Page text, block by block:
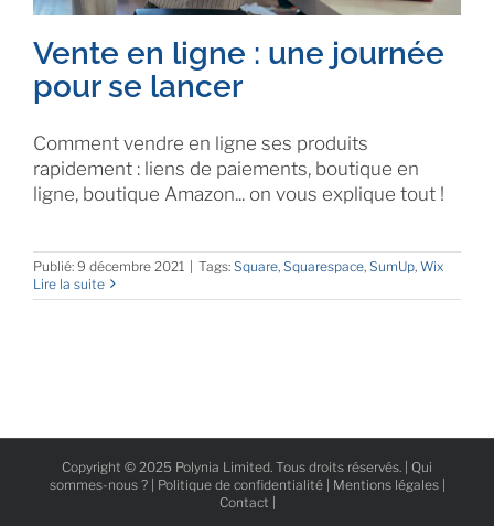
Vente en ligne : une journée
pour se lancer
Comment vendre en ligne ses produits
rapidement : liens de paiements, boutique en
ligne, boutique Amazon... on vous explique tout !
Publié: 9 décembre 2021 Tags: Square, Squarespace, SumUp, Wix
Lire la suite
Copyright © 2025 Polynia Limited. Tous droits réservés. | Qui
sommes-nous ?| Politique de confidentialité| Mentions légales|
Contact